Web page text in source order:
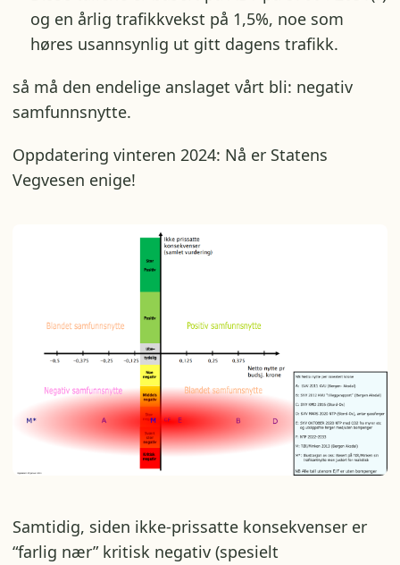
og en årlig trafikkvekst på 1,5%, noe som
høres usannsynlig ut gitt dagens trafikk.
så må den endelige anslaget vårt bli: negativ
samfunnsnytte.
Oppdatering vinteren 2024: Nå er Statens
Vegvesen enige!
Samtidig, siden ikke-prissatte konsekvenser er
“farlig nær” kritisk negativ (spesielt